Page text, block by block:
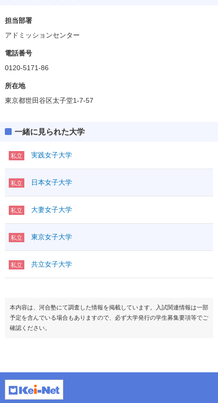
担当部署
アドミッションセンター
電話番号
0120-5171-86
所在地
東京都世田谷区太子堂1-7-57
一緒に見られた大学
私立 実践女子大学
私立 日本女子大学
私立 大妻女子大学
私立 東京女子大学
私立 共立女子大学
本内容は、河合塾にて調査した情報を掲載しています。入試関連情報は一部
予定を含んでいる場合もありますので、必ず大学発行の学生募集要項等でご
確認ください。